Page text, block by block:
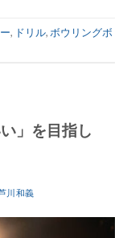
, ドリル, ボウリングボ
」を目指し
川和義